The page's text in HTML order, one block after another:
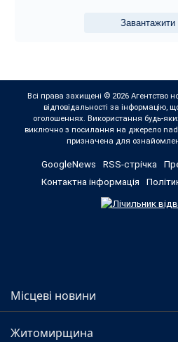
Всі права захищені © 2026 Агентство
відповідальності за інформацію,
оголошеннях. Використання будь-
виключно з посилання на джерело
призначена для
GoogleNews RSS-стрічка
Контактна інформація
Місцеві новини
Житомирщина